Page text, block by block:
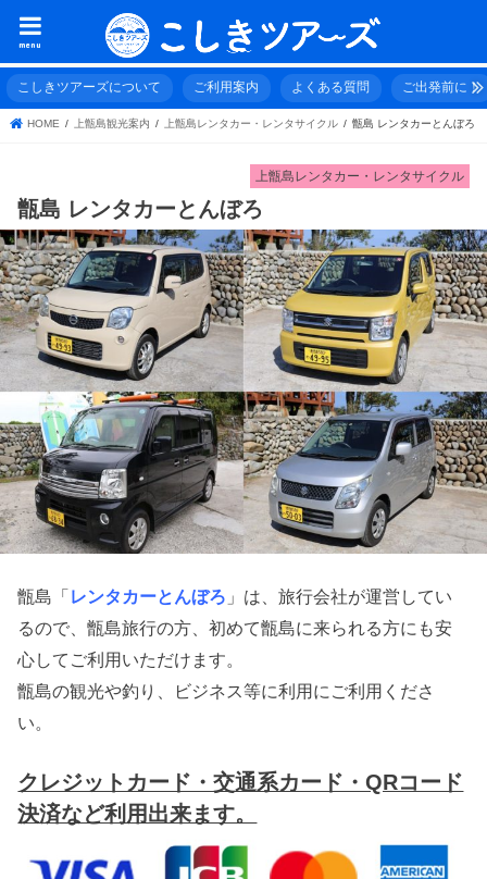
menu
こしきツアーズについて ご利用案内 よくある質問 ご出発前に！
HOME 上甑島観光案内 上甑島レンタカー・レンタサイクル 甑島 レンタカーとんぼろ
上甑島レンタカー・レンタサイクル
甑島 レンタカーとんぼろ
甑島「 レンタカーとんぼろ 」は、旅行会社が運営してい
るので、甑島旅行の方、初めて甑島に来られる方にも安
心してご利用いただけます。
甑島の観光や釣り、ビジネス等に利用にご利用くださ
い。
クレジットカード・交通系カード・QRコード
決済など利用出来ます。